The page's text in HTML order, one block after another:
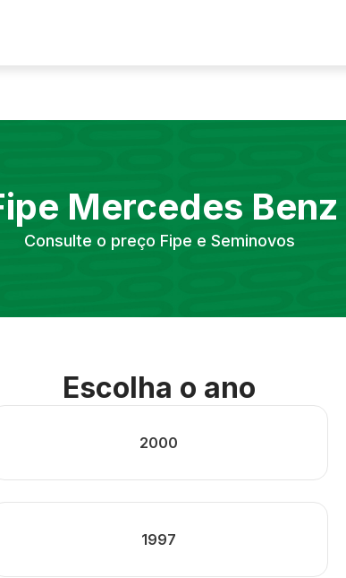
Mercedes Benz
Consulte o preço Fipe e Seminovos
Escolha o ano
2000
1997